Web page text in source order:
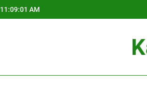
11:09:02 AM